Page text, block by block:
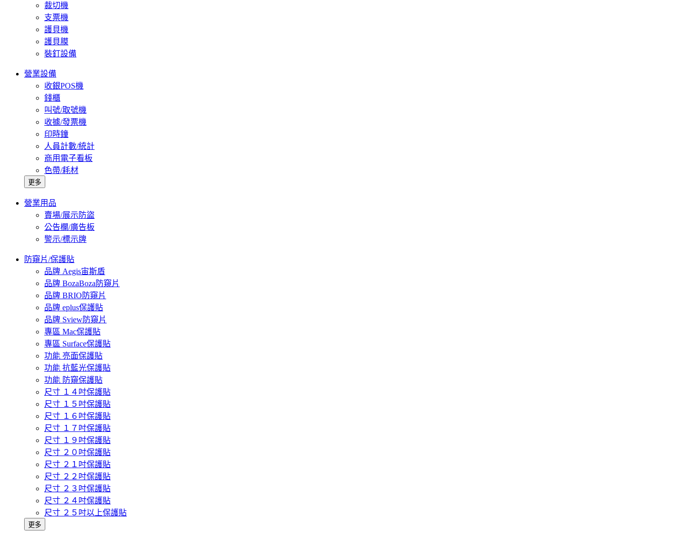
裁切機
支票機
護貝機
護貝膜
裝釘設備
營業設備
收銀POS機
錢櫃
叫號/取號機
收據/發票機
印時鐘
人員計數/統計
商用電子看板
色帶/耗材
更多
營業用品
賣場/展示防盜
公告欄/廣告板
警示/標示牌
防窺片/保護貼
品牌 Aegis宙斯盾
品牌 BozaBoza防窺片
品牌 BRIO防窺片
品牌 eplus保護貼
品牌 Sview防窺片
專區 Mac保護貼
專區 Surface保護貼
功能 亮面保護貼
功能 抗藍光保護貼
功能 防窺保護貼
尺寸 １４吋保護貼
尺寸 １５吋保護貼
尺寸 １６吋保護貼
尺寸 １７吋保護貼
尺寸 １９吋保護貼
尺寸 ２０吋保護貼
尺寸 ２１吋保護貼
尺寸 ２２吋保護貼
尺寸 ２３吋保護貼
尺寸 ２４吋保護貼
尺寸 ２５吋以上保護貼
更多